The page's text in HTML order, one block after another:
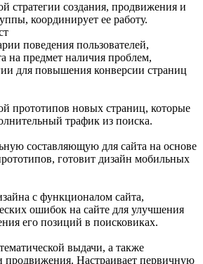
стратегии создания, продвижения и
координирует ее работу.
поведения пользователей,
на предмет наличия проблем,
для повышения конверсии страниц
прототипов новых страниц, которые
трафик из поиска.
составляющую для сайта на основе
готовит дизайн мобильных
с функционалом сайта,
ошибок на сайте для улучшения
его позиций в поисковиках.
выдачи, а также
продвижения. Настраивает первичную